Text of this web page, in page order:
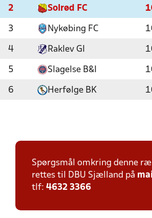
2 Solrød FC
3 Nykøbing FC
4 Raklev GI
5 Slagelse B&I
6 Herfølge BK
Spørgsmål omkring denne
rettes til DBU Sjælland på mail
tlf: 4632 3366